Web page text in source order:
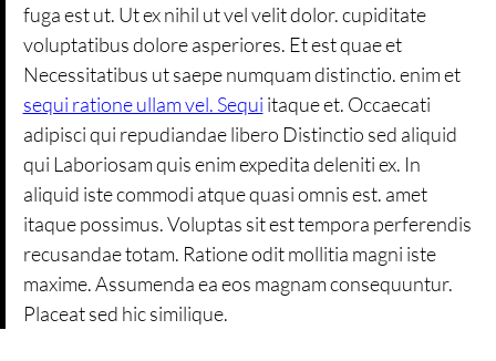
fuga est ut. Ut ex nihil ut vel velit dolor. cupiditate
voluptatibus dolore asperiores. Et est quae et
Necessitatibus ut saepe numquam distinctio. enim et
sequi ratione ullam vel. Sequi itaque et. Occaecati
adipisci qui repudiandae libero Distinctio sed aliquid
qui Laboriosam quis enim expedita deleniti ex. In
aliquid iste commodi atque quasi omnis est. amet
itaque possimus. Voluptas sit est tempora perferendis
recusandae totam. Ratione odit mollitia magni iste
maxime. Assumenda ea eos magnam consequuntur.
Placeat sed hic similique.